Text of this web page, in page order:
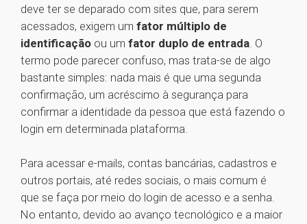
deve ter se deparado com sites que, para serem
acessados, exigem um fator múltiplo de
identificação ou um fator duplo de entrada. O
termo pode parecer confuso, mas trata-se de algo
bastante simples: nada mais é que uma segunda
confirmação, um acréscimo à segurança para
confirmar a identidade da pessoa que está fazendo o
login em determinada plataforma.
Para acessar e-mails, contas bancárias, cadastros e
outros portais, até redes sociais, o mais comum é
que se faça por meio do login de acesso e a senha.
No entanto, devido ao avanço tecnológico e a maior